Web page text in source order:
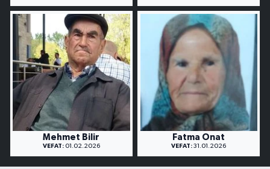
Mehmet Bilir
VEFAT:01.02.2026
Fatma Onat
VEFAT: 31.01.2026